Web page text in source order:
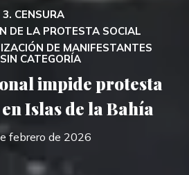
3. CENSURA
DE LA PROTESTA SOCIAL
DE MANIFESTANTES
SIN CATEGORÍA
impide protesta
Islas de la Bahía
febrero de 2026